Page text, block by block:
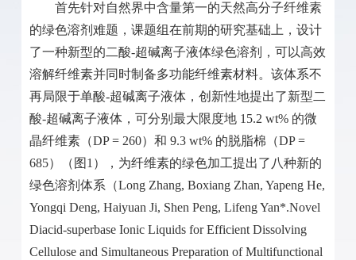
首先针对自然界中含量第一的天然高分子纤维素
的绿色溶剂难题，课题组在前期的研究基础上，设计
了一种新型的二酸-超碱离子液体绿色溶剂，可以高效
溶解纤维素并同时制备多功能纤维素材料。该体系不
再局限于单酸-超碱离子液体，创新性地提出了新型二
酸-超碱离子液体，可分别最大限度地 15.2 wt% 的微
晶纤维素（DP = 260）和 9.3 wt% 的脱脂棉（DP =
685）（图 1 ），为纤维素的绿色加工提出了八种新的
绿色溶剂体系（Long Zhang, Boxiang Zhan, Yapeng He,
Yongqi Deng, Haiyuan Ji, Shen Peng, Lifeng Yan*.Novel
Diacid-superbase Ionic Liquids for Efficient Dissolving
Cellulose and Simultaneous Preparation of Multifunctional